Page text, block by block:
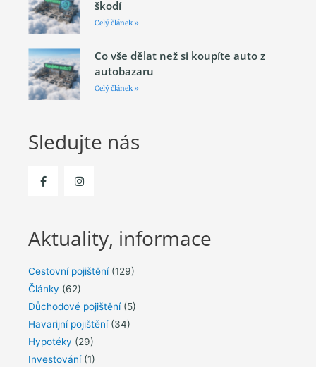
škodí
Celý článek »
Co vše dělat než si koupíte auto z
autobazaru
Celý článek »
Sledujte nás
Aktuality, informace
Cestovní pojištění(129)
Články (62)
Důchodové pojištění(5)
Havarijní pojištění(34)
Hypotéky (29)
Investování(1)